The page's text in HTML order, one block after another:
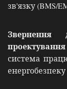
зв'язку (BMS/
Звернення
система